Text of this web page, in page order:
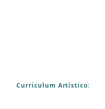
Curriculum Artístico: